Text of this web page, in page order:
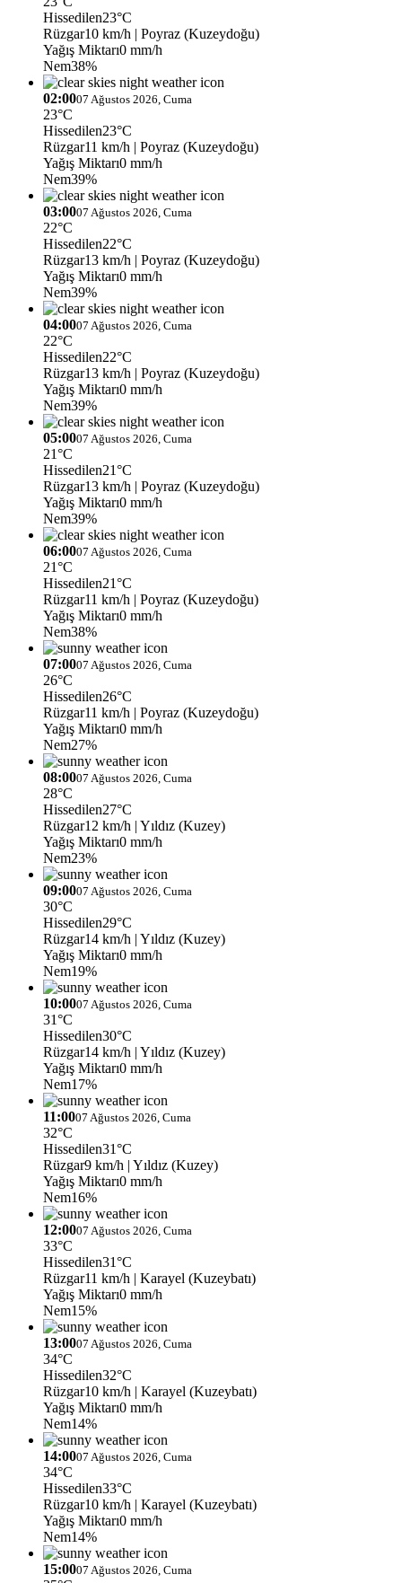
Hissedilen23°C
Rüzgar10 km/h | Poyraz (Kuzeydoğu)
Yağış Miktarı0 mm/h
Nem38%
02:0007 Ağustos 2026, Cuma
23°C
Hissedilen23°C
Rüzgar11 km/h | Poyraz (Kuzeydoğu)
Yağış Miktarı0 mm/h
Nem39%
03:0007 Ağustos 2026, Cuma
22°C
Hissedilen22°C
Rüzgar13 km/h | Poyraz (Kuzeydoğu)
Yağış Miktarı0 mm/h
Nem39%
04:0007 Ağustos 2026, Cuma
22°C
Hissedilen22°C
Rüzgar13 km/h | Poyraz (Kuzeydoğu)
Yağış Miktarı0 mm/h
Nem39%
05:0007 Ağustos 2026, Cuma
21°C
Hissedilen21°C
Rüzgar13 km/h | Poyraz (Kuzeydoğu)
Yağış Miktarı0 mm/h
Nem39%
06:0007 Ağustos 2026, Cuma
21°C
Hissedilen21°C
Rüzgar11 km/h | Poyraz (Kuzeydoğu)
Yağış Miktarı0 mm/h
Nem38%
07:0007 Ağustos 2026, Cuma
26°C
Hissedilen26°C
Rüzgar11 km/h | Poyraz (Kuzeydoğu)
Yağış Miktarı0 mm/h
Nem27%
08:0007 Ağustos 2026, Cuma
28°C
Hissedilen27°C
Rüzgar12 km/h | Yıldız (Kuzey)
Yağış Miktarı0 mm/h
Nem23%
09:0007 Ağustos 2026, Cuma
30°C
Hissedilen29°C
Rüzgar14 km/h | Yıldız (Kuzey)
Yağış Miktarı0 mm/h
Nem19%
10:0007 Ağustos 2026, Cuma
31°C
Hissedilen30°C
Rüzgar14 km/h | Yıldız (Kuzey)
Yağış Miktarı0 mm/h
Nem17%
11:0007 Ağustos 2026, Cuma
32°C
Hissedilen31°C
Rüzgar9 km/h | Yıldız (Kuzey)
Yağış Miktarı0 mm/h
Nem16%
12:0007 Ağustos 2026, Cuma
33°C
Hissedilen31°C
Rüzgar11 km/h | Karayel (Kuzeybatı)
Yağış Miktarı0 mm/h
Nem15%
13:0007 Ağustos 2026, Cuma
34°C
Hissedilen32°C
Rüzgar10 km/h | Karayel (Kuzeybatı)
Yağış Miktarı0 mm/h
Nem14%
14:0007 Ağustos 2026, Cuma
34°C
Hissedilen33°C
Rüzgar10 km/h | Karayel (Kuzeybatı)
Yağış Miktarı0 mm/h
Nem14%
15:0007 Ağustos 2026, Cuma